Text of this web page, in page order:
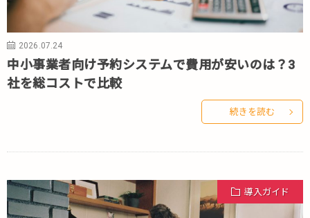
2026.07.24
中小事業者向け予約システムで費用が安いのは？3
社を総コストで比較
続きを読む
導入ガイド